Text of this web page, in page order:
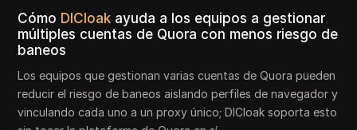
Cómo DICloak ayuda a los equipos a gestionar
múltiples cuentas de Quora con menos riesgo de
baneos
Los equipos que gestionan varias cuentas de Quora pueden
reducir el riesgo de baneos aislando perfiles de navegador y
vinculando cada uno a un proxy único; DICloak soporta esto